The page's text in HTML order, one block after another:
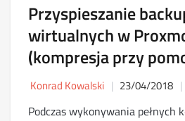
Przyspieszanie
wirtualnych w
(kompresja przy
Konrad Kowalski 23/04/2018
Podczas wykonywania pełnych